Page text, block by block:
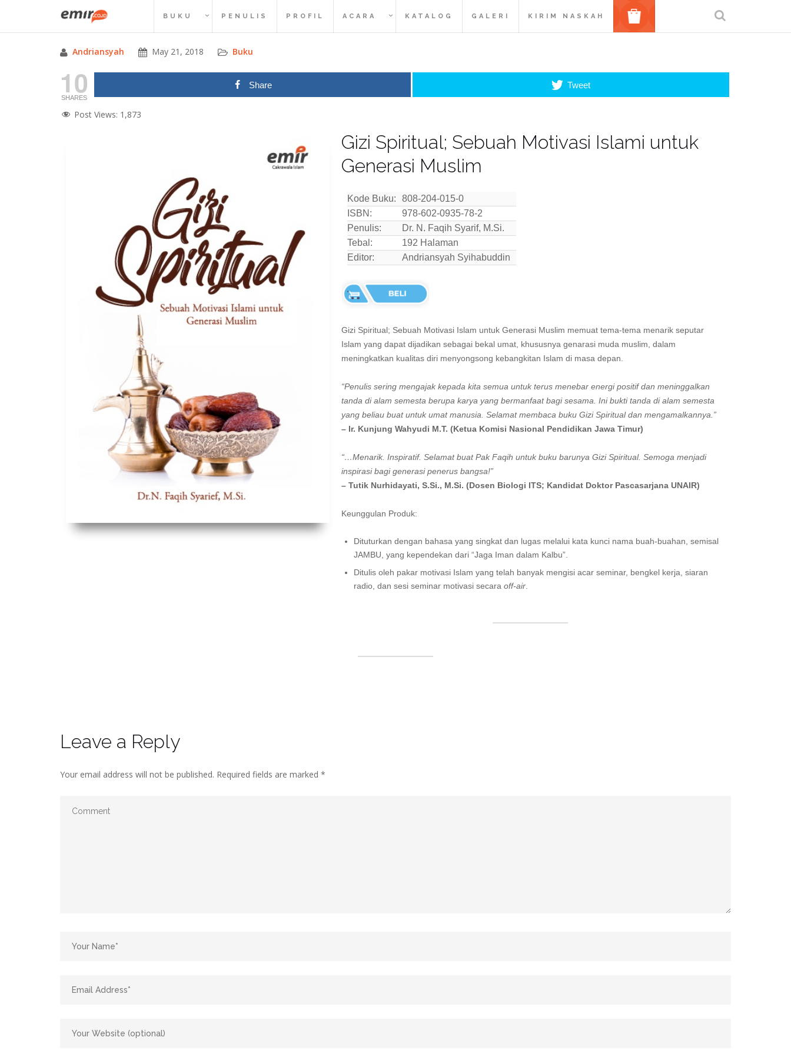
content
BUKU PENULIS PROFIL ACARA KATALOG GALERI KIRIM NASKAH BELANJA
Andriansyah May 21, 2018 Buku
10
SHARES
Share Tweet
Post Views: 1,873
Gizi Spiritual; Sebuah Motivasi Islami untuk
Generasi Muslim
Kode Buku:
808-204-015-0
ISBN:
978-602-0935-78-2
Penulis:
Dr. N. Faqih Syarif, M.Si.
Tebal:
192 Halaman
Editor:
Andriansyah Syihabuddin
Gizi Spiritual; Sebuah Motivasi Islam untuk Generasi Muslim memuat tema-tema menarik seputar
Islam yang dapat dijadikan sebagai bekal umat, khususnya genarasi muda muslim, dalam
meningkatkan kualitas diri menyongsong kebangkitan Islam di masa depan.
“Penulis sering mengajak kepada kita semua untuk terus menebar energi positif dan meninggalkan
tanda di alam semesta berupa karya yang bermanfaat bagi sesama. Ini bukti tanda di alam semesta
yang beliau buat untuk umat manusia. Selamat membaca buku Gizi Spiritual dan mengamalkannya.”
– Ir. Kunjung Wahyudi M.T. (Ketua Komisi Nasional Pendidikan Jawa Timur)
“…Menarik. Inspiratif. Selamat buat Pak Faqih untuk buku barunya Gizi Spiritual. Semoga menjadi
inspirasi bagi generasi penerus bangsa!”
– Tutik Nurhidayati, S.Si., M.Si. (Dosen Biologi ITS; Kandidat Doktor Pascasarjana UNAIR)
Keunggulan Produk:
Dituturkan dengan bahasa yang singkat dan lugas melalui kata kunci nama buah-buahan, semisal
JAMBU, yang kependekan dari “Jaga Iman dalam Kalbu”.
Ditulis oleh pakar motivasi Islam yang telah banyak mengisi acar seminar, bengkel kerja, siaran
radio, dan sesi seminar motivasi secara off-air
Leave a Reply
Your email address will not be published. Required fields are marked *